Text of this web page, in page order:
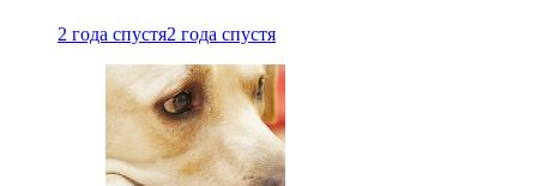
2 года спустя2 года спустя